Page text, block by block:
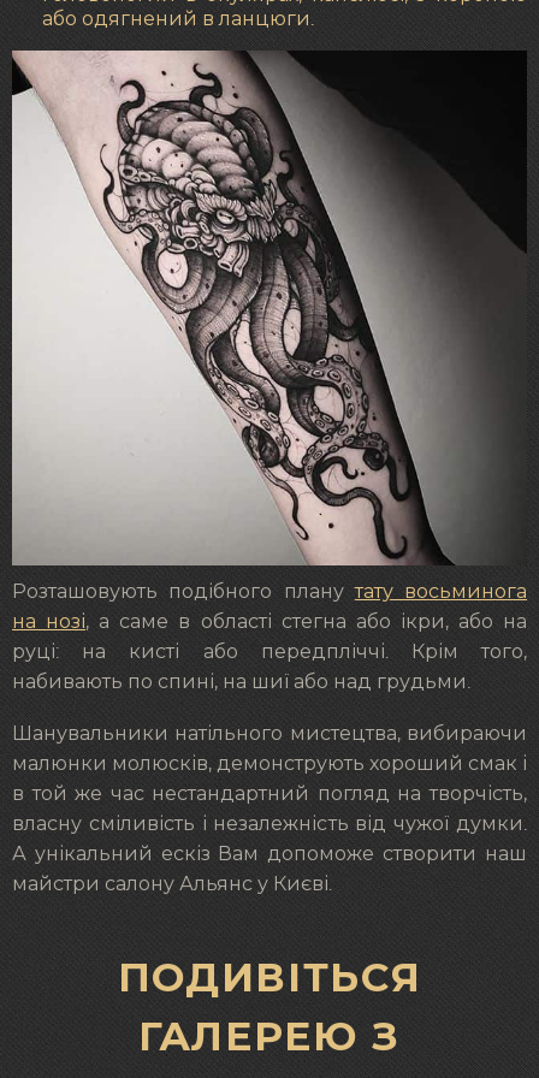
або одягнений в ланцюги.
Розташовують подібного планутату восьминога
на нозі, а саме в області стегна або ікри, або на
руці: на кисті або передпліччі. Крім того,
набивають по спині, на шиї або над грудьми.
Шанувальники натільного мистецтва, вибираючи
малюнки молюсків, демонструють хороший смак і
в той же час нестандартний погляд на творчість,
власну сміливість і незалежність від чужої думки.
А унікальний ескіз Вам допоможе створити наш
майстри салону Альянс у Києві.
ПОДИВІТЬСЯ
ГАЛЕРЕЮ З